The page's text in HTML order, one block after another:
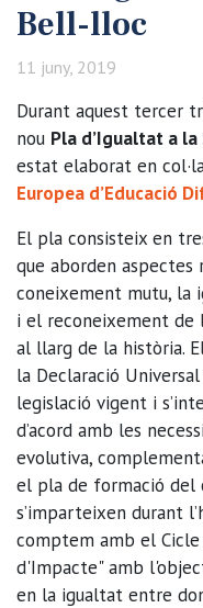
Bell-lloc
11 juny, 2019
Durant aquest tercer
nou Pla d’Igualtat a
estat elaborat en
Europea d’Educació
El pla consisteix en
que aborden aspectes
coneixement mutu, la
i el reconeixement de
al llarg de la història.
la Declaració
legislació vigent i
d’acord amb les
evolutiva,
el pla de formació del
s’imparteixen durant
comptem amb el Cicle
d'Impacte" amb
en la igualtat entre